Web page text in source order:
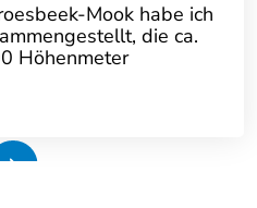
Mook habe ich
die ca.
Höhenmeter